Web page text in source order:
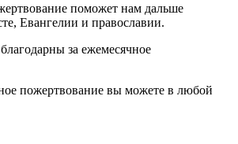
поможет нам дальше
Евангелии и православии.
за ежемесячное
пожертвование вы можете в любой